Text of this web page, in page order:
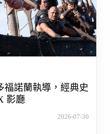
福諾蘭執導，經典史
影廳
2026-07-30